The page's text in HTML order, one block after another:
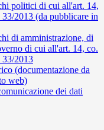
politici di cui all'art. 14,
2013 (da pubblicare in
di amministrazione, di
di cui all'art. 14, co.
33/2013
(documentazione da
web)
dei dati